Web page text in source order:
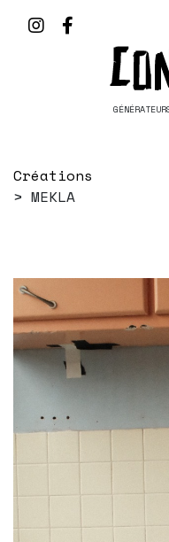
Créations
MEKLA